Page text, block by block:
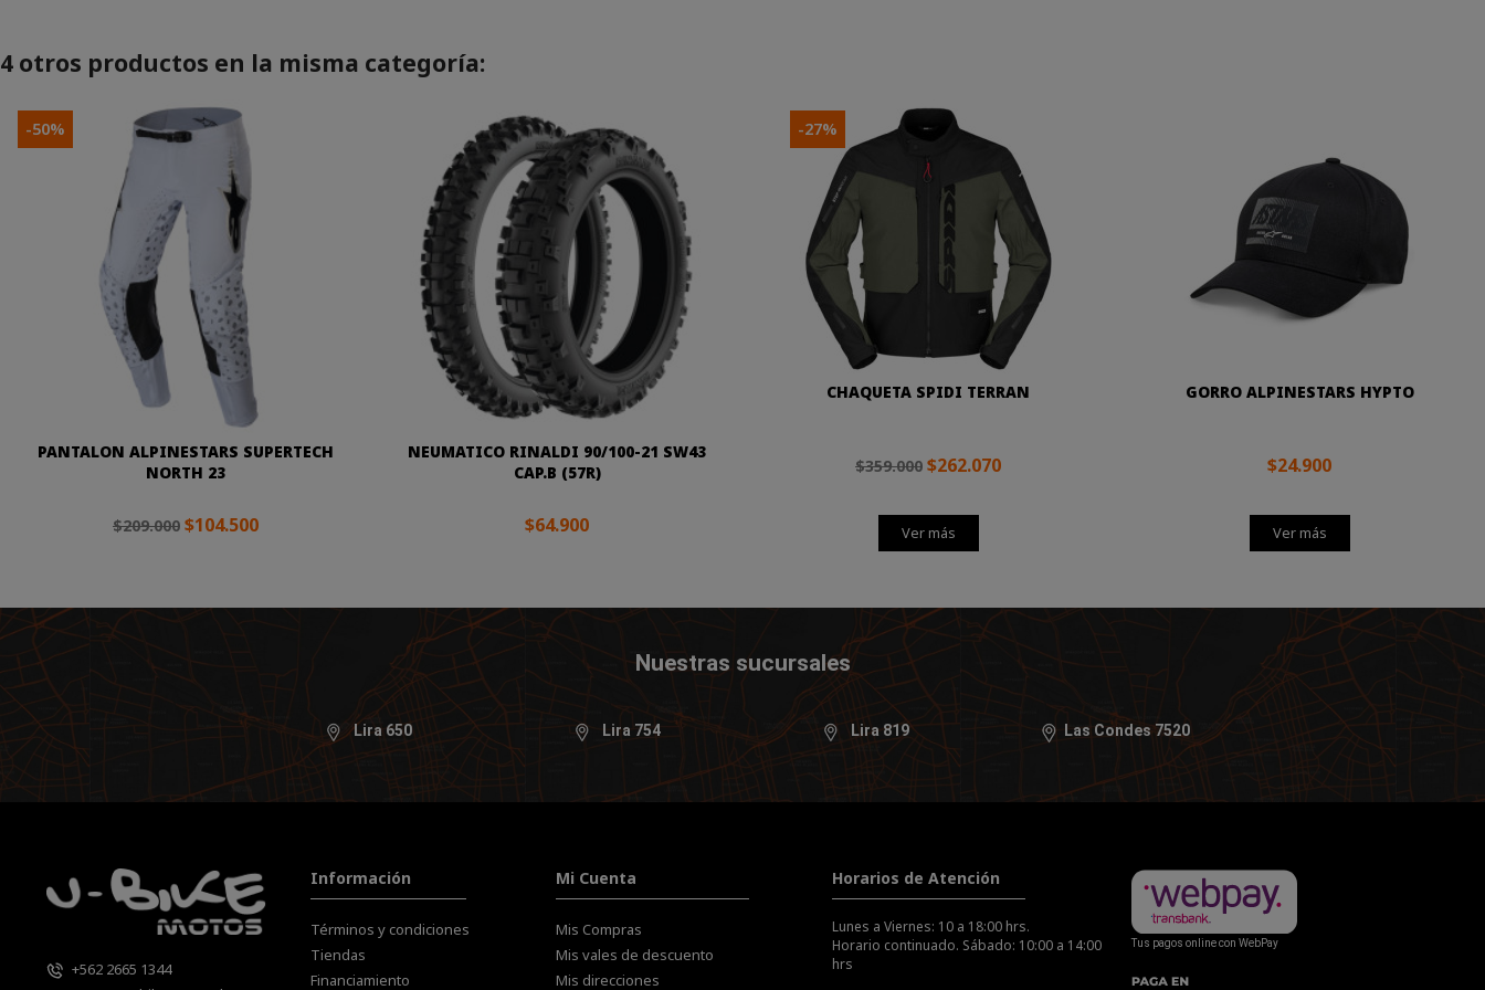
4 otros productos en la misma categoría:
PANTALON ALPINESTARS SUPERTECH
NORTH 23
$209.000 $104.500
-50%
NEUMATICO RINALDI 90/100-21 SW43
CAP.B (57R)
$64.900
CHAQUETA SPIDI TERRAN
$359.000 $262.070
Ver más
-27%
GORRO ALPINESTARS HYPTO
$24.900
Ver más
Nuestras sucursales
Lira 650 Lira 754 Lira 819 Las Condes 7520
+562 2665 1344
Información
Términos y condiciones
Tiendas
Financiamiento
Mi Cuenta
Mis Compras
Mis vales de descuento
Mis direcciones
Horarios de Atención
Lunes a Viernes: 10 a 18:00 hrs.
Horario continuado. Sábado: 10:00 a 14:00
hrs
Tus pagos online con WebPay